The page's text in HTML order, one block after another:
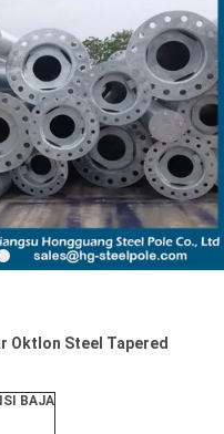
Oktlon Steel Tapered
BAJA